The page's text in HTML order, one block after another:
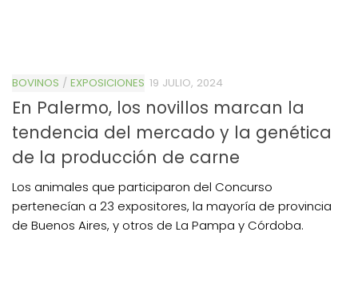
BOVINOS / EXPOSICIONES 19 JULIO, 2024
En Palermo, los novillos marcan la
tendencia del mercado y la genética
de la producción de carne
Los animales que participaron del Concurso
pertenecían a 23 expositores, la mayoría de provincia
de Buenos Aires, y otros de La Pampa y Córdoba.